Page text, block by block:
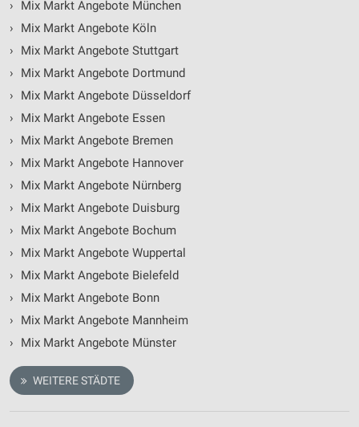
›
Mix Markt Angebote München
›
Mix Markt Angebote Köln
›
Mix Markt Angebote Stuttgart
›
Mix Markt Angebote Dortmund
›
Mix Markt Angebote Düsseldorf
›
Mix Markt Angebote Essen
›
Mix Markt Angebote Bremen
›
Mix Markt Angebote Hannover
›
Mix Markt Angebote Nürnberg
›
Mix Markt Angebote Duisburg
›
Mix Markt Angebote Bochum
›
Mix Markt Angebote Wuppertal
›
Mix Markt Angebote Bielefeld
›
Mix Markt Angebote Bonn
›
Mix Markt Angebote Mannheim
›
Mix Markt Angebote Münster
WEITERE STÄDTE